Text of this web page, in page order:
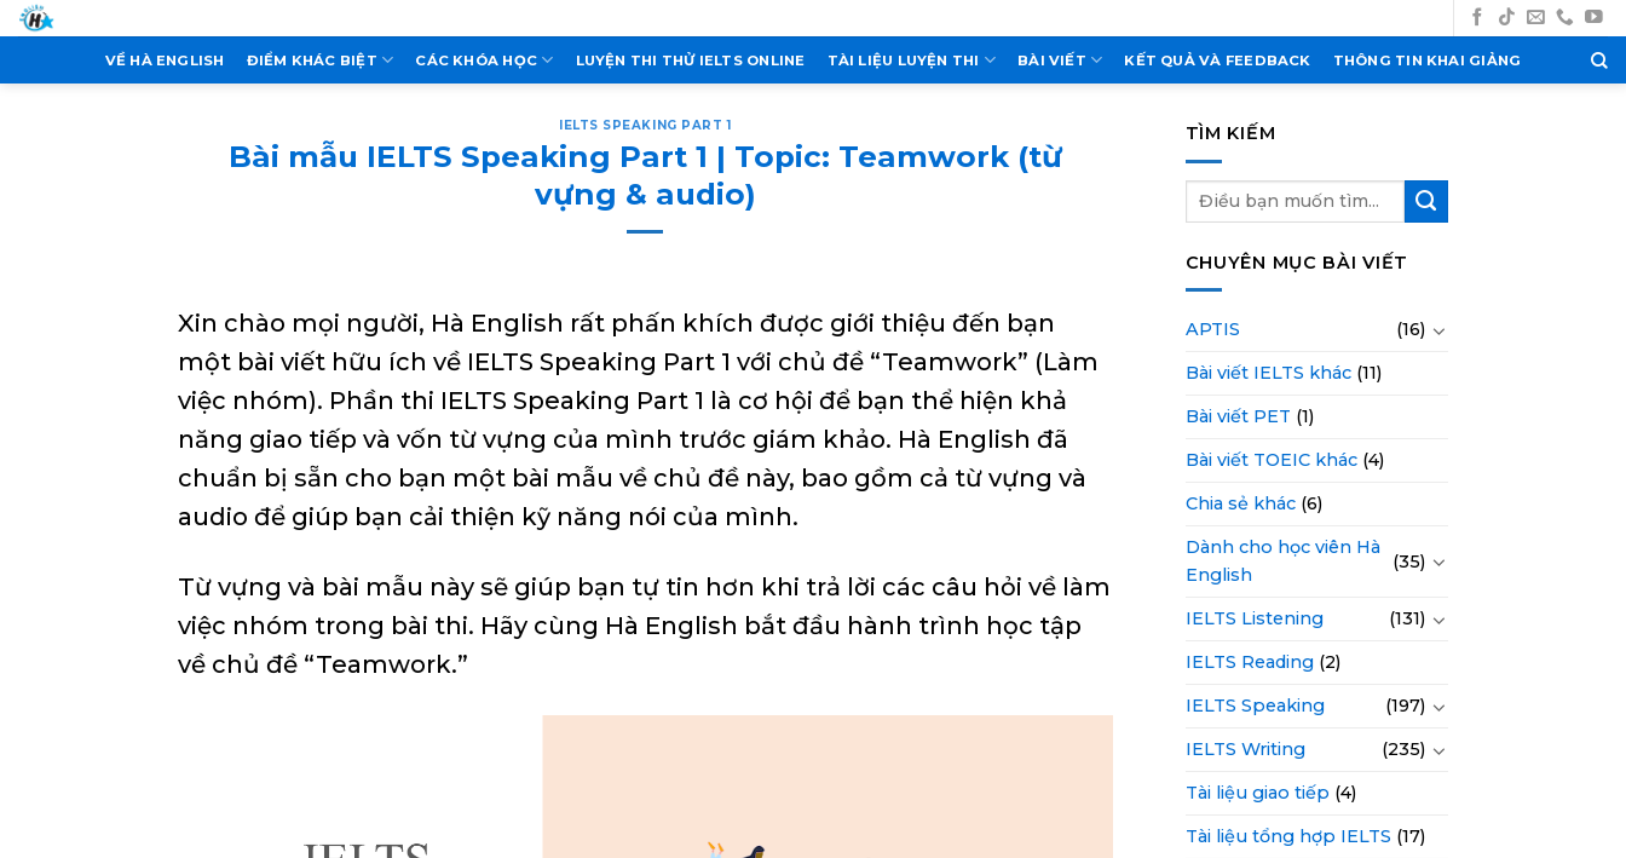
Skip
to
VỀ HÀ ENGLISH ĐIỂM KHÁC BIỆT CÁC KHÓA HỌC LUYỆN THI THỬ IELTS ONLINE TÀI LIỆU LUYỆN THI BÀI VIẾT KẾT QUẢ VÀ FEEDBACK THÔNG TIN KHAI GIẢNG
IELTS SPEAKING PART 1
Bài mẫu IELTS Speaking Part 1 | Topic: Teamwork (từ
vựng & audio)
Xin chào mọi người, Hà English rất phấn khích được giới thiệu đến bạn
một bài viết hữu ích về IELTS Speaking Part 1 với chủ đề “Teamwork” (Làm
việc nhóm). Phần thi IELTS Speaking Part 1 là cơ hội để bạn thể hiện khả
năng giao tiếp và vốn từ vựng của mình trước giám khảo. Hà English đã
chuẩn bị sẵn cho bạn một bài mẫu về chủ đề này, bao gồm cả từ vựng và
audio để giúp bạn cải thiện kỹ năng nói của mình.
Từ vựng và bài mẫu này sẽ giúp bạn tự tin hơn khi trả lời các câu hỏi về làm
việc nhóm trong bài thi. Hãy cùng Hà English bắt đầu hành trình học tập
về chủ đề “Teamwork.”
TÌM KIẾM
CHUYÊN MỤC BÀI VIẾT
APTIS
(16)
Bài viết IELTS khác(11)
Bài viết PET (1)
Bài viết TOEIC khác(4)
Chia sẻ khác(6)
Dành cho học viên Hà
English
(35)
IELTS Listening
(131)
IELTS Reading(2)
IELTS Speaking
(197)
IELTS Writing
(235)
Tài liệu giao tiếp (4)
Tài liệu tổng hợp IELTS (17)